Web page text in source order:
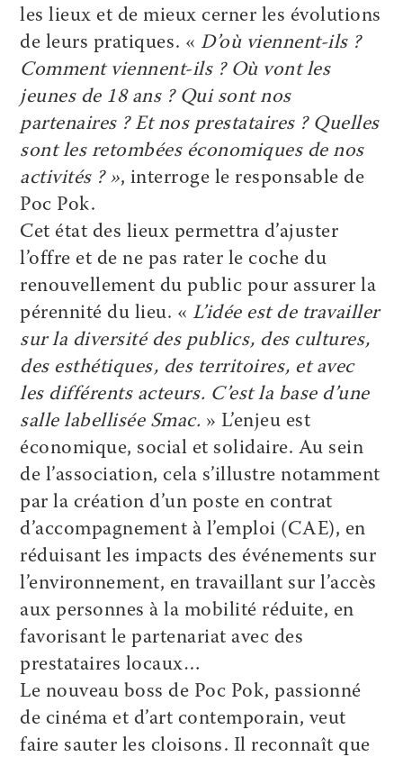
les lieux et de mieux cerner les évolutions
de leurs pratiques. « D’où viennent-ils ?
Comment viennent-ils ? Où vont les
jeunes de 18 ans ? Qui sont nos
partenaires ? Et nos prestataires ? Quelles
sont les retombées économiques de nos
activités ? », interroge le responsable de
Poc Pok.
Cet état des lieux permettra d’ajuster
l’offre et de ne pas rater le coche du
renouvellement du public pour assurer la
pérennité du lieu. « L’idée est de travailler
sur la diversité des publics, des cultures,
des esthétiques, des territoires, et avec
les différents acteurs. C’est la base d’une
salle labellisée Smac. » L’enjeu est
économique, social et solidaire. Au sein
de l’association, cela s’illustre notamment
par la création d’un poste en contrat
d’accompagnement à l’emploi (CAE), en
réduisant les impacts des événements sur
l’environnement, en travaillant sur l’accès
aux personnes à la mobilité réduite, en
favorisant le partenariat avec des
prestataires locaux…
Le nouveau boss de Poc Pok, passionné
de cinéma et d’art contemporain, veut
faire sauter les cloisons. Il reconnaît que